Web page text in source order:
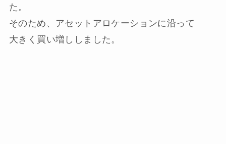
た。
そのため、アセットアロケーションに沿って
大きく買い増ししました。